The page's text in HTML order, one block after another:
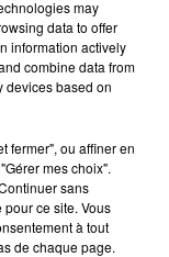
5 août 2026
may
data to offer
information actively
combine data from
devices based on
fermer", ou affiner en
mes choix".
sans
ce site. Vous
à tout
de chaque page.